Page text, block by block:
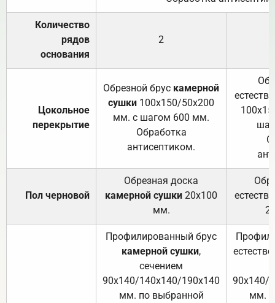
Количество
рядов
основания
2
Цокольное
перекрытие
Обрезной брус камерной
сушки 100х150/50х200
мм. с шагом 600 мм.
Обработка
антисептиком.
Пол черновой
Обрезная доска
камерной сушки 20х100
мм.
Профилированный брус
камерной сушки,
сечением
90х140/140х140/190х140
мм. по выбранной
90х140/
мм.